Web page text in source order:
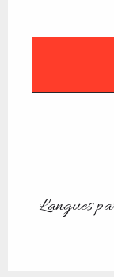
Langues
Langues